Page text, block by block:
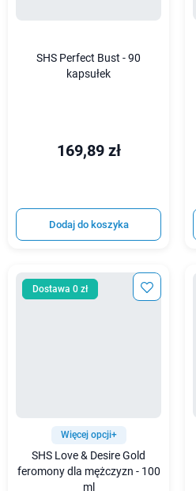
SHS Perfect Bust - 90
kapsułek
169,89 zł
Dodaj do koszyka
Dostawa 0 zł
Więcej opcji+
SHS Love & Desire Gold
feromony dla mężczyzn - 100
ml